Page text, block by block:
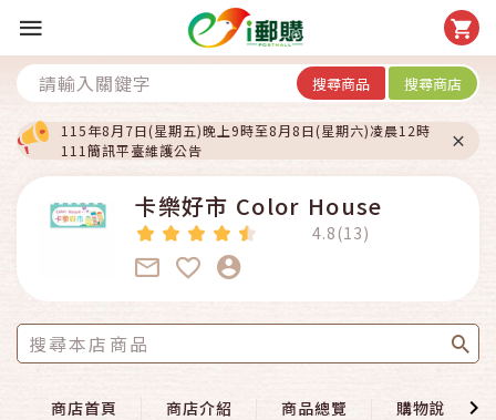
搜尋商品 搜尋商店
115年8月7日(星期五)晚上9時至8月8日(星期六)凌晨12時
111簡訊平臺維護公告
卡樂好市 Color House
4.8(13)
商店首頁 商店介紹 商品總覽 購物說明